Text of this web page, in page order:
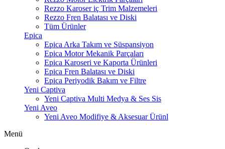
Rezzo Karoser iç Trim Malzemeleri
Rezzo Fren Balatası ve Diski
Tüm Ürünler
Epica
Epica Arka Takım ve Süspansiyon
Epica Motor Mekanik Parçaları
Epica Karoseri ve Kaporta Ürünleri
Epica Fren Balatası ve Diski
Epica Periyodik Bakım ve Filtre
Yeni Captiva
Yeni Captiva Multi Medya & Ses Sis
Yeni Aveo
Yeni Aveo Modifiye & Aksesuar Ürünl
Menü